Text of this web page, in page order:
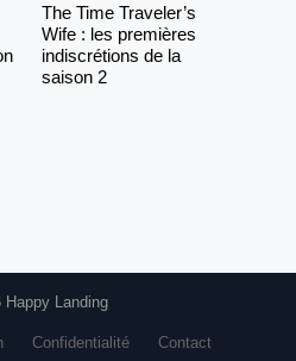
The Time Traveler’s
Wife : les premières
indiscrétions de la
saison 2
Landing
Confidentialité Contact